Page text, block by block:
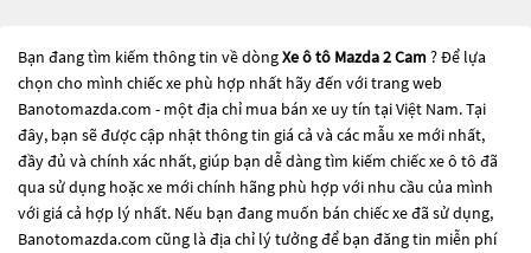
Bạn đang tìm kiếm thông tin về dòngXe ô tô Mazda 2 Cam? Để lựa
chọn cho mình chiếc xe phù hợp nhất hãy đến với trang web
Banotomazda.com - một địa chỉ mua bán xe uy tín tại Việt Nam. Tại
đây, bạn sẽ được cập nhật thông tin giá cả và các mẫu xe mới nhất,
đầy đủ và chính xác nhất, giúp bạn dễ dàng tìm kiếm chiếc xe ô tô đã
qua sử dụng hoặc xe mới chính hãng phù hợp với nhu cầu của mình
với giá cả hợp lý nhất. Nếu bạn đang muốn bán chiếc xe đã sử dụng,
Banotomazda.com cũng là địa chỉ lý tưởng để bạn đăng tin miễn phí